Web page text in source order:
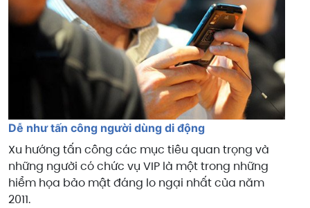
Dễ như tấn công người dùng di động
Xu hướng tấn công các mục tiêu quan trọng và
những người có chức vụ VIP là một trong những
hiểm họa bảo mật đáng lo ngại nhất của năm
2011.